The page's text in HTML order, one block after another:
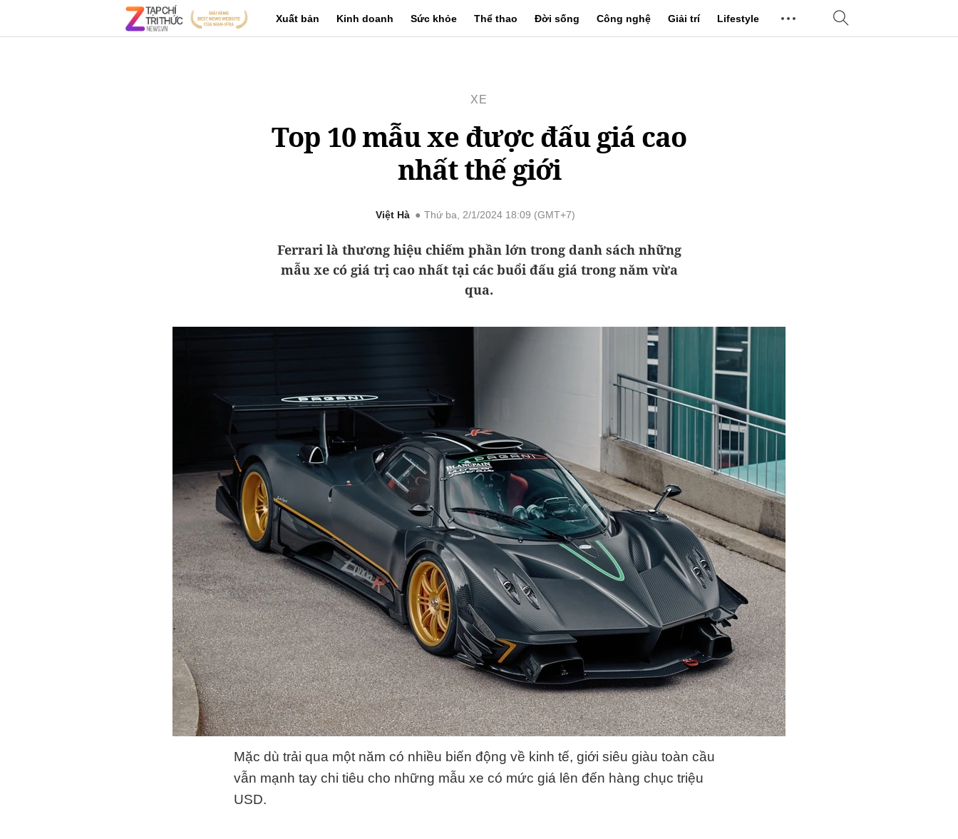
Xuất bản Kinh doanh Sức khỏe Thể thao Đời sống Công nghệ Giải trí Lifestyle
XE
Top 10 mẫu xe được đấu giá cao
nhất thế giới
Việt Hà Thứ ba, 2/1/2024 18:09 (GMT+7)
Ferrari là thương hiệu chiếm phần lớn trong danh sách những
mẫu xe có giá trị cao nhất tại các buổi đấu giá trong năm vừa
qua.
Mặc dù trải qua một năm có nhiều biến động về kinh tế, giới siêu giàu toàn cầu
vẫn mạnh tay chi tiêu cho những mẫu xe có mức giá lên đến hàng chục triệu
USD.